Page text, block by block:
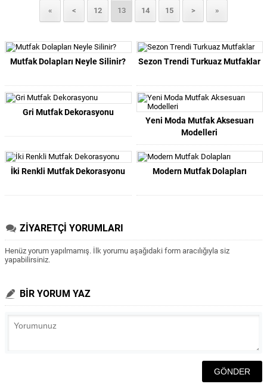
« < 12 13 14 15 > »
Mutfak Dolapları Neyle Silinir? Sezon Trendi Turkuaz Mutfaklar
Gri Mutfak Dekorasyonu
Yeni Moda Mutfak Aksesuarı
Modelleri
İki Renkli Mutfak Dekorasyonu Modern Mutfak Dolapları
ZİYARETÇİ YORUMLARI
Henüz yorum yapılmamış. İlk yorumu aşağıdaki form aracılığıyla siz
yapabilirsiniz.
BİR YORUM YAZ